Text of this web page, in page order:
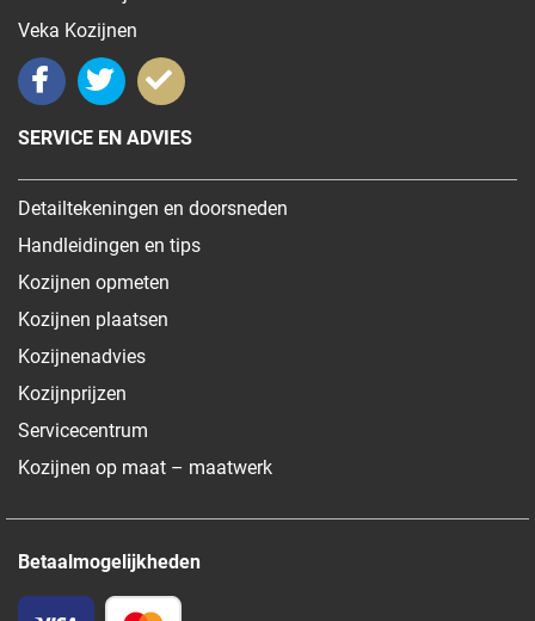
Veka Kozijnen
SERVICE EN ADVIES
Detailtekeningen en doorsneden
Handleidingen en tips
Kozijnen opmeten
Kozijnen plaatsen
Kozijnenadvies
Kozijnprijzen
Servicecentrum
Kozijnen op maat – maatwerk
Betaalmogelijkheden